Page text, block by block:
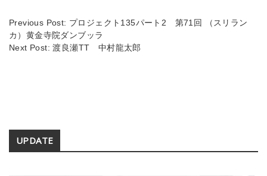
k
Previous Post: プロジェクト135パート2 第71回 （スリラン
カ）黄金寺院ダンブッラ
Next Post:渡良瀬TT 中村龍太郎
Secondary
UPDATE